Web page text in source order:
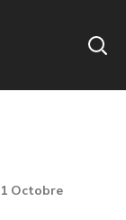
Octobre